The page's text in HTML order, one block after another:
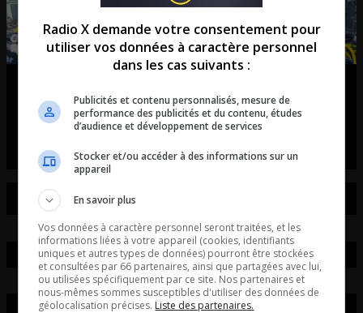
Tiësto débarque à Québec!
entretient avec Axel Vézina du unity électro fest
Radio X demande votre consentement pour
utiliser vos données à caractère personnel
dans les cas suivants :
Publicités et contenu personnalisés, mesure de
performance des publicités et du contenu, études
d’audience et développement de services
Stocker et/ou accéder à des informations sur un
appareil
En savoir plus
Vos données à caractère personnel seront traitées, et les
informations liées à votre appareil (cookies, identifiants
uniques et autres types de données) pourront être stockées
et consultées par 66 partenaires, ainsi que partagées avec lui,
ou utilisées spécifiquement par ce site. Nos partenaires et
nous-mêmes sommes susceptibles d'utiliser des données de
géolocalisation précises. Liste des partenaires.